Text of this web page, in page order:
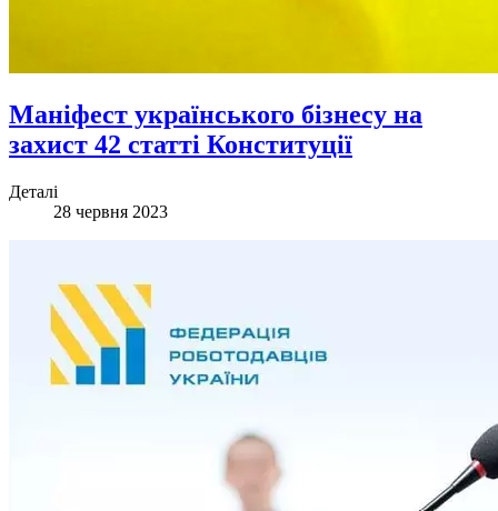
Маніфест українського бізнесу на
захист 42 статті Конституції
Деталі
28 червня 2023